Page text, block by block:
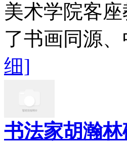
美术学院客
了书画同源
细]
书法家胡瀚